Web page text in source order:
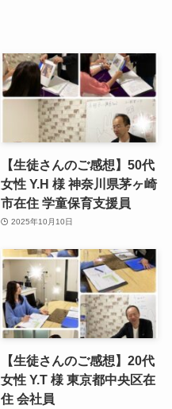
【生徒さんのご感想】50代
女性 Y.H 様 神奈川県茅ヶ崎
市在住 学童保育支援員
2025年10月10日
【生徒さんのご感想】20代
女性 Y.T 様 東京都中央区在
住 会社員